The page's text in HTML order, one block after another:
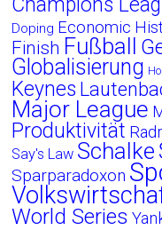
Doping Economic
Finish Fußball
Globalisierung
Keynes
Major League
Produktivität
Say's Law Schalke
Sparparadoxon
World Series